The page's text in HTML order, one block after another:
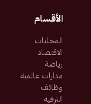
الأقسام
المحليات
الاقتصاد
رياضة
مدارات عالمية
وظائف
الترفيه